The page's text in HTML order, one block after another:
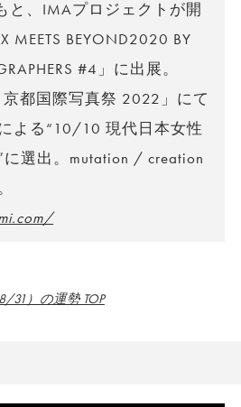
と、IMAプロジェクトが開
MEETS BEYOND2020 BY
#4」に出展。
京都国際写真祭 2022」にて
よる“10/10 現代日本女性
選出。mutation / creation
31）の運勢 TOP